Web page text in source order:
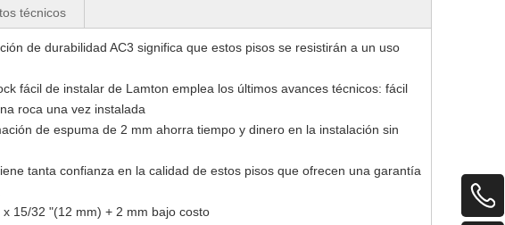
técnicos
de durabilidad AC3 significa que estos pisos se resistirán a un uso
fácil de instalar de Lamton emplea los últimos avances técnicos: fácil
roca una vez instalada
de espuma de 2 mm ahorra tiempo y dinero en la instalación sin
tanta confianza en la calidad de estos pisos que ofrecen una garantía
15/32 "(12 mm) + 2 mm bajo costo